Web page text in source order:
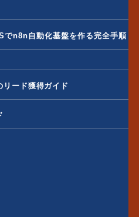
n8n自動化基盤を作る完全手順
リード獲得ガイド